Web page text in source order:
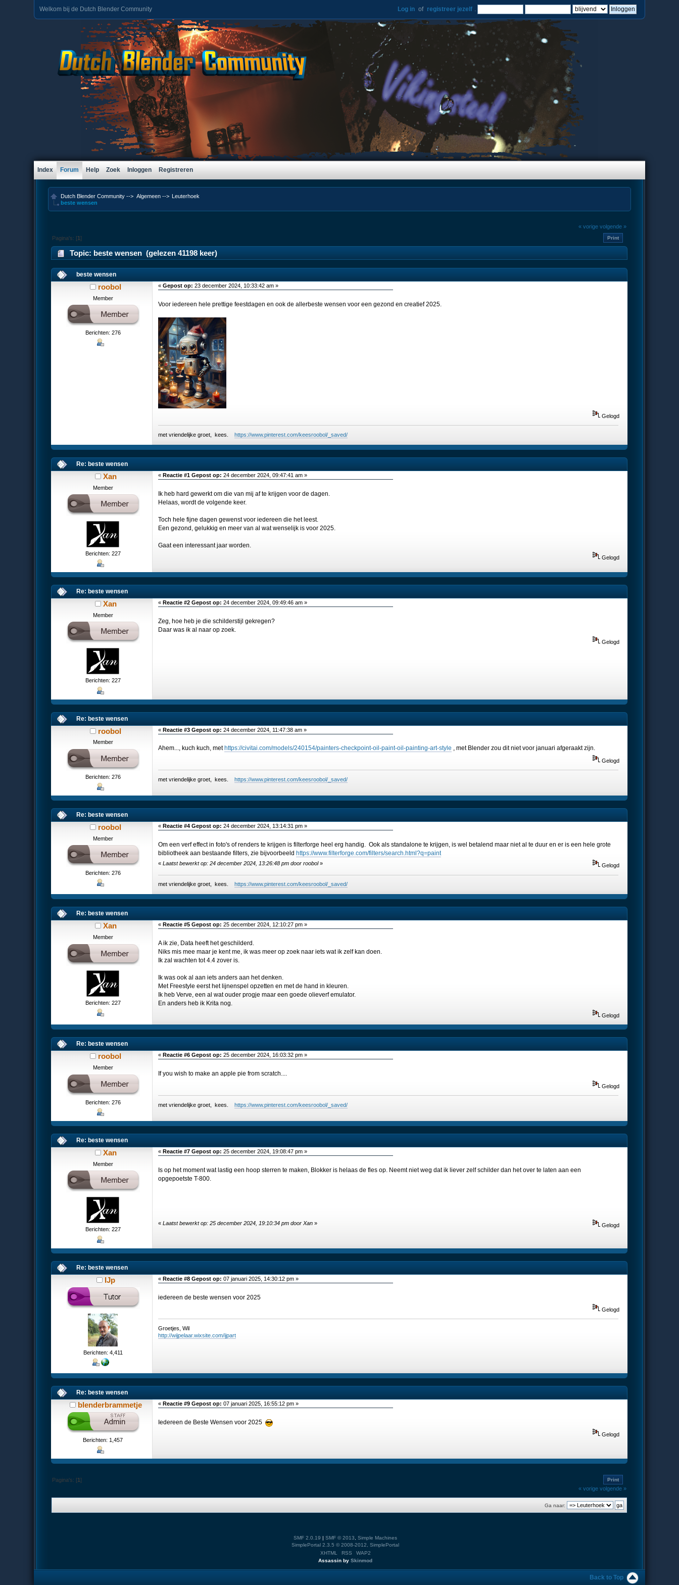
Welkom bij de Dutch Blender Community Log in of registreer jezelf .
Index Forum Help Zoek Inloggen Registreren
Dutch Blender Community --> Algemeen--> Leuterhoek
beste wensen
« vorige volgende »
Print
Pagina's: [1]
Topic: beste wensen (gelezen 41198 keer)
beste wensen
roobol
Member
Berichten: 276
«Gepost op: 23 december 2024, 10:33:42 am »
Voor iedereen hele prettige feestdagen en ook de allerbeste wensen voor een gezond en creatief 2025.
Gelogd
met vriendelijke groet, kees.https://www.pinterest.com/keesroobol/_saved/
Re: beste wensen
Xan
Member
Berichten: 227
«Reactie #1 Gepost op: 24 december 2024, 09:47:41 am »
Ik heb hard gewerkt om die van mij af te krijgen voor de dagen.
Helaas, wordt de volgende keer.
Toch hele fijne dagen gewenst voor iedereen die het leest.
Een gezond, gelukkig en meer van al wat wenselijk is voor 2025.
Gaat een interessant jaar worden.
Gelogd
Re: beste wensen
Xan
Member
Berichten: 227
«Reactie #2 Gepost op: 24 december 2024, 09:49:46 am »
Zeg, hoe heb je die schilderstijl gekregen?
Daar was ik al naar op zoek.
Gelogd
Re: beste wensen
roobol
Member
Berichten: 276
«Reactie #3 Gepost op: 24 december 2024, 11:47:38 am »
Ahem..., kuch kuch, met https://civitai.com/models/240154/painters-checkpoint-oil-paint-oil-painting-art-style , met Blender zou dit niet voor januari afgeraakt zijn.
Gelogd
met vriendelijke groet, kees.https://www.pinterest.com/keesroobol/_saved/
Re: beste wensen
roobol
Member
Berichten: 276
«Reactie #4 Gepost op: 24 december 2024, 13:14:31 pm »
Om een verf effect in foto's of renders te krijgen is filterforge heel erg handig. Ook als standalone te krijgen, is wel betalend maar niet al te duur en er is een hele grote
bibliotheek aan bestaande filters, zie bijvoorbeeldhttps://www.filterforge.com/filters/search.html?q=paint
«Laatst bewerkt op: 24 december 2024, 13:26:48 pm door roobol» Gelogd
met vriendelijke groet, kees. https://www.pinterest.com/keesroobol/_saved/
Re: beste wensen
Xan
Member
Berichten: 227
« Reactie #5 Gepost op: 25 december 2024, 12:10:27 pm »
A ik zie, Data heeft het geschilderd.
Niks mis mee maar je kent me, ik was meer op zoek naar iets wat ik zelf kan doen.
Ik zal wachten tot 4.4 zover is.
Ik was ook al aan iets anders aan het denken.
Met Freestyle eerst het lijnenspel opzetten en met de hand in kleuren.
Ik heb Verve, een al wat ouder progje maar een goede olieverf emulator.
En anders heb ik Krita nog.
Gelogd
Re: beste wensen
roobol
Member
Berichten: 276
« Reactie #6 Gepost op: 25 december 2024, 16:03:32 pm »
If you wish to make an apple pie from scratch....
Gelogd
met vriendelijke groet, kees.https://www.pinterest.com/keesroobol/_saved/
Re: beste wensen
Xan
Member
Berichten: 227
«Reactie #7 Gepost op: 25 december 2024, 19:08:47 pm »
Is op het moment wat lastig een hoop sterren te maken, Blokker is helaas de fles op. Neemt niet weg dat ik liever zelf schilder dan het over te laten aan een
opgepoetste T-800.
«Laatst bewerkt op: 25 december 2024, 19:10:34 pm door Xan » Gelogd
Re: beste wensen
IJp
Berichten: 4,411
«Reactie #8 Gepost op: 07 januari 2025, 14:30:12 pm »
iedereen de beste wensen voor 2025
Gelogd
Groetjes, Wil
http://wijpelaar.wixsite.com/ijpart
Re: beste wensen
blenderbrammetje
Berichten: 1,457
«Reactie #9 Gepost op: 07 januari 2025, 16:55:12 pm »
Iedereen de Beste Wensen voor 2025
Gelogd
Print
Pagina's: [1]
« vorige volgende »
Ga naar:
SMF 2.0.19 | SMF © 2013
Simple Machines
SimplePortal 2.3.5 © 2008-2012, SimplePortal
XHTML
RSS
WAP2
Assassin by Skinmod
Back to Top